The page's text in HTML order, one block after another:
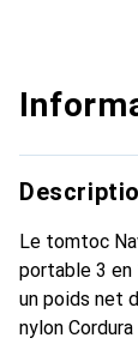
Le tomtoc
portable 3 en
un poids net
nylon